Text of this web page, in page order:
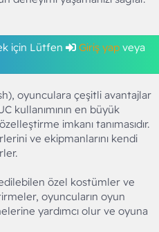
için Lütfen
Giriş yap veya
oyunculara çeşitli avantajlar
kullanımının en büyük
imkanı tanımasıdır.
ve ekipmanlarını kendi
özel kostümler ve
oyuncuların oyun
yardımcı olur ve oyuna